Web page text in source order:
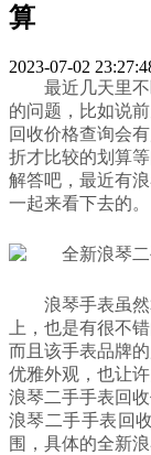
算
2023-07-02
最近几天里
的问题，比如说
回收价格查询会
折才比较的划算
解答吧，最近有
一起来看下去的。
浪琴手表虽
上，也是有很不
而且该手表品牌
优雅外观，也让
浪琴二手手表回
浪琴二手手表回
围，具体的全新